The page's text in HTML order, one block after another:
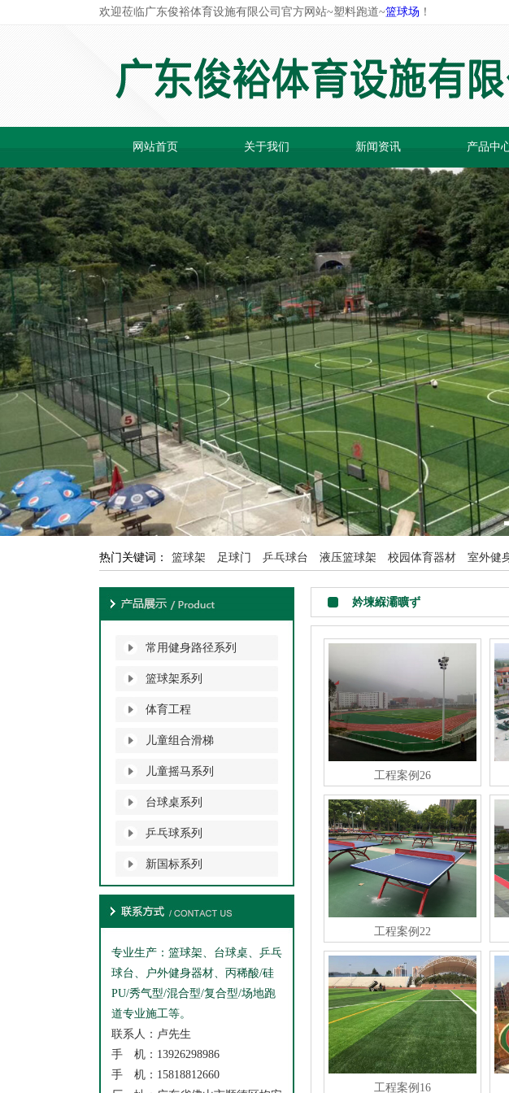
欢迎莅临广东俊裕体育设施有限公司官方网站~塑料跑道~篮球场 ！
网站首页 关于我们 新闻资讯 产品中
热门关键词： 篮球架 足球门 乒乓球台 液压篮球架 校园体育器材 室外健
常用健身路径系列
篮球架系列
体育工程
儿童组合滑梯
儿童摇马系列
台球桌系列
乒乓球系列
新国标系列
专业生产：篮球架、台球桌、乒乓
球台、户外健身器材、丙稀酸/硅
PU/秀气型/混合型/复合型/场地跑
道专业施工等。
联系人：卢先生
手 机：13926298986
手 机：15818812660
妗堜緥灞曠ず
工程案例26
工程案例22
工程案例16